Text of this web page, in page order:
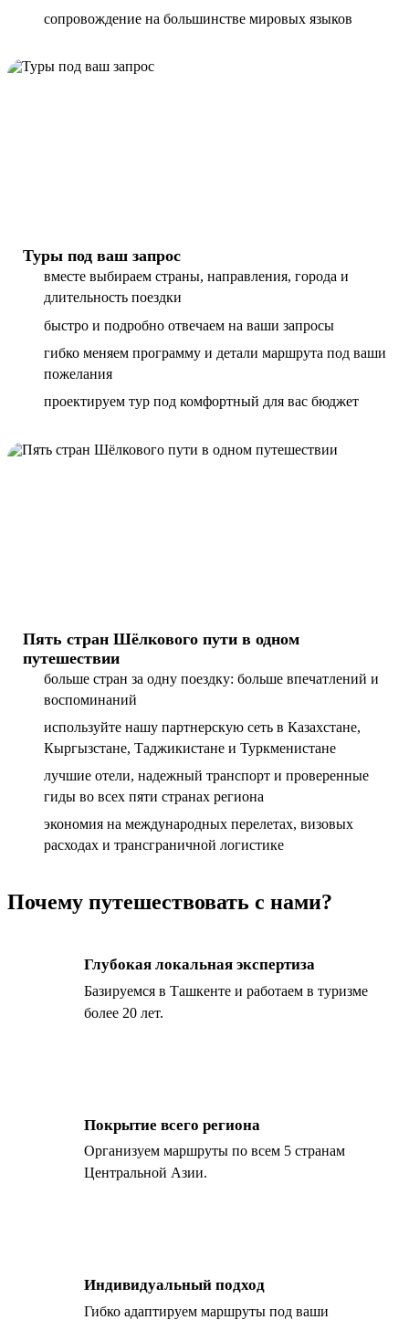
сопровождение на большинстве мировых языков
Туры под ваш запрос
вместе выбираем страны, направления, города и
длительность поездки
быстро и подробно отвечаем на ваши запросы
гибко меняем программу и детали маршрута под ваши
пожелания
проектируем тур под комфортный для вас бюджет
Пять стран Шёлкового пути в одном
путешествии
больше стран за одну поездку: больше впечатлений и
воспоминаний
используйте нашу партнерскую сеть в Казахстане,
Кыргызстане, Таджикистане и Туркменистане
лучшие отели, надежный транспорт и проверенные
гиды во всех пяти странах региона
экономия на международных перелетах, визовых
расходах и трансграничной логистике
Почему путешествовать с нами?
Глубокая локальная экспертиза
Базируемся в Ташкенте и работаем в туризме
более 20 лет.
Покрытие всего региона
Организуем маршруты по всем 5 странам
Центральной Азии.
Индивидуальный подход
Гибко адаптируем маршруты под ваши